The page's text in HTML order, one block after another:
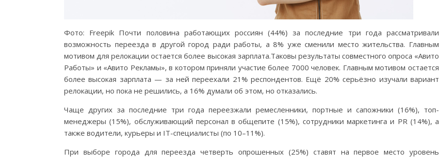
Фото: Freepik Почти половина работающих россиян (44%) за последние три года рассматривали
возможность переезда в другой город ради работы, а 8% уже сменили место жительства. Главным
мотивом для релокации остается более высокая зарплата.Таковы результаты совместного опроса «Авито
Работы» и «Авито Рекламы», в котором приняли участие более 7000 человек. Главным мотивом остается
более высокая зарплата — за ней переехали 21% респондентов. Ещё 20% серьёзно изучали вариант
релокации, но пока не решились, а 16% думали об этом, но отказались.
Чаще других за последние три года переезжали ремесленники, портные и сапожники (16%), топ-
менеджеры (15%), обслуживающий персонал в общепите (15%), сотрудники маркетинга и PR (14%), а
также водители, курьеры и IT-специалисты (по 10–11%).
При выборе города для переезда четверть опрошенных (25%) ставят на первое место уровень